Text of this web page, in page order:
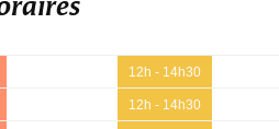
12h - 14h30
12h - 14h30